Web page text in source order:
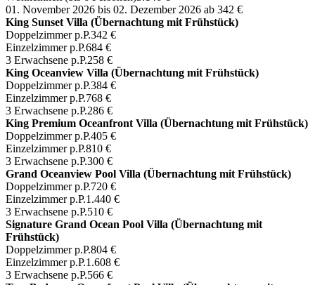
01. November 2026 bis 02. Dezember 2026 ab 342 €
King Sunset Villa (Übernachtung mit Frühstück)
Doppelzimmer p.P.342 €
Einzelzimmer p.P.684 €
3 Erwachsene p.P.258 €
King Oceanview Villa (Übernachtung mit Frühstück)
Doppelzimmer p.P.384 €
Einzelzimmer p.P.768 €
3 Erwachsene p.P.286 €
King Premium Oceanfront Villa (Übernachtung mit Frühstück)
Doppelzimmer p.P.405 €
Einzelzimmer p.P.810 €
3 Erwachsene p.P.300 €
Grand Oceanview Pool Villa (Übernachtung mit Frühstück)
Doppelzimmer p.P.720 €
Einzelzimmer p.P.1.440 €
3 Erwachsene p.P.510 €
Signature Grand Ocean Pool Villa (Übernachtung mit
Frühstück)
Doppelzimmer p.P.804 €
Einzelzimmer p.P.1.608 €
3 Erwachsene p.P.566 €